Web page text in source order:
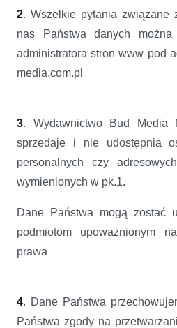
2. Wszelkie pytania związane
nas Państwa danych
administratora stron www pod
media.com.pl
3. Wydawnictwo Bud Media
sprzedaje i nie udostępnia
personalnych czy
wymienionych w pk.1.
Dane Państwa mogą zostać
podmiotom upoważnionym
prawa
4. Dane Państwa
Państwa zgody na